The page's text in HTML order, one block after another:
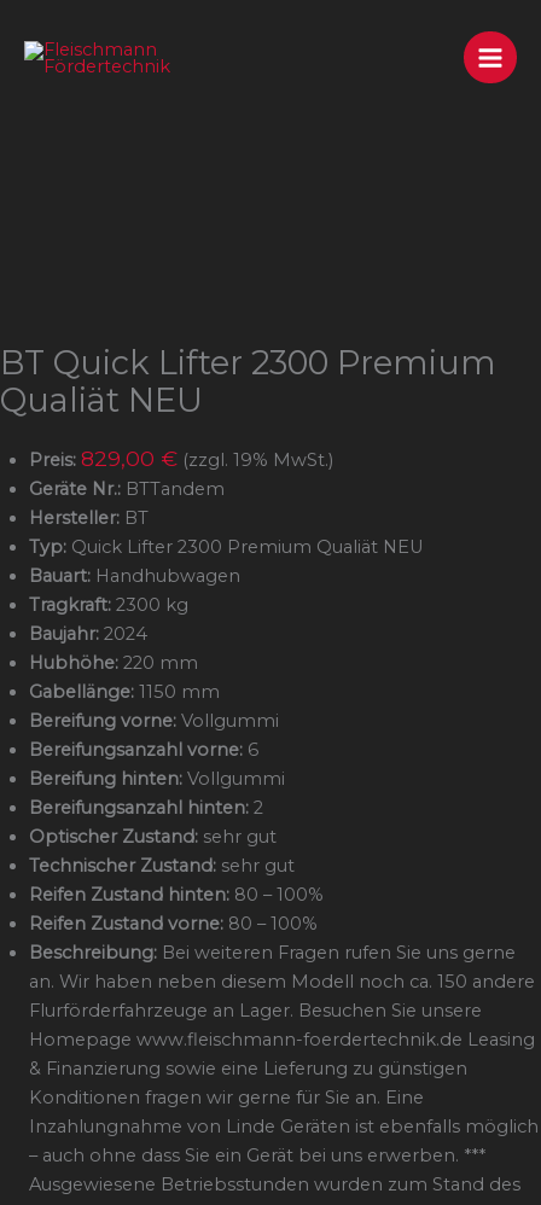
Inhalt
springen
BT Quick Lifter 2300 Premium
Qualiät NEU
Preis: 829,00 €(zzgl. 19% MwSt.)
Geräte Nr.:BTTandem
Hersteller:BT
Typ:Quick Lifter 2300 Premium Qualiät NEU
Bauart:Handhubwagen
Tragkraft:2300 kg
Baujahr:2024
Hubhöhe:220 mm
Gabellänge:1150 mm
Bereifung vorne:Vollgummi
Bereifungsanzahl vorne:6
Bereifung hinten:Vollgummi
Bereifungsanzahl hinten:2
Optischer Zustand:sehr gut
Technischer Zustand:sehr gut
Reifen Zustand hinten:80 – 100%
Reifen Zustand vorne:80 – 100%
Beschreibung:Bei weiteren Fragen rufen Sie uns gerne
an. Wir haben neben diesem Modell noch ca. 150 andere
Flurförderfahrzeuge an Lager. Besuchen Sie unsere
Homepage www.fleischmann-foerdertechnik.de Leasing
& Finanzierung sowie eine Lieferung zu günstigen
Konditionen fragen wir gerne für Sie an. Eine
Inzahlungnahme von Linde Geräten ist ebenfalls möglich
– auch ohne dass Sie ein Gerät bei uns erwerben. ***
Ausgewiesene Betriebsstunden wurden zum Stand des